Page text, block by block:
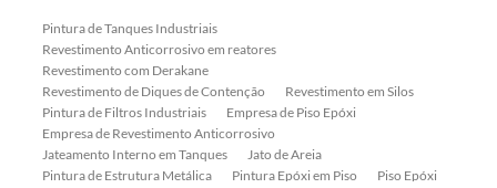
Pintura de Tanques Industriais
Revestimento Anticorrosivo em reatores
Revestimento com Derakane
Revestimento de Diques de Contenção
Revestimento em Silos
Pintura de Filtros Industriais
Empresa de Piso Epóxi
Empresa de Revestimento Anticorrosivo
Jateamento Interno em Tanques
Jato de Areia
Pintura de Estrutura Metálica
Pintura Epóxi em Piso
Piso Epóxi